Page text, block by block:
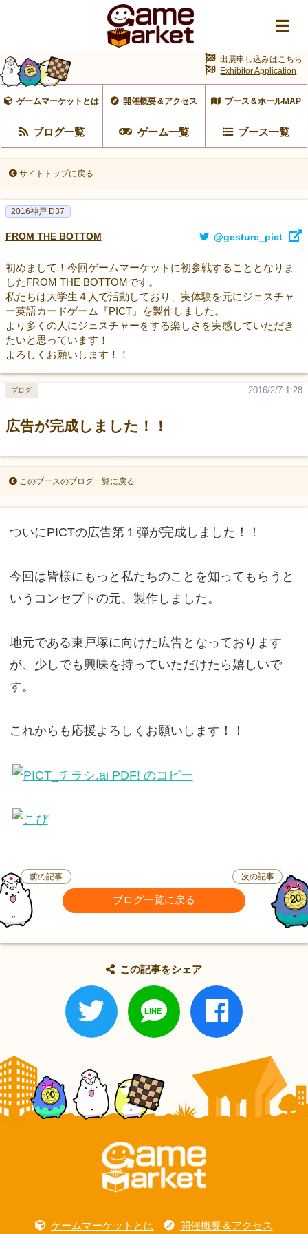
ゲームマーケットとは 開催概要＆アクセス ブース＆ホールMAP
ブログ一覧 ゲーム一覧 ブース一覧
出展申し込みはこちら
Exhibitor Application
サイトトップに戻る
2016神戸 D37
FROM THE BOTTOM @gesture_pict
初めまして！今回ゲームマーケットに初参戦することとなりま
したFROM THE BOTTOMです。
私たちは大学生４人で活動しており、実体験を元にジェスチャ
ー英語カードゲーム『PICT』を製作しました。
より多くの人にジェスチャーをする楽しさを実感していただき
たいと思っています！
よろしくお願いします！！
広告が完成しました！！
2016/2/7 1:28
ブログ
このブースのブログ一覧に戻る
ついにPICTの広告第１弾が完成しました！！
今回は皆様にもっと私たちのことを知ってもらうと
いうコンセプトの元、製作しました。
地元である東戸塚に向けた広告となっております
が、少しでも興味を持っていただけたら嬉しいで
す。
これからも応援よろしくお願いします！！
前の記事
ブログ一覧に戻る
次の記事
この記事をシェア
ゲームマーケットとは 開催概要＆アクセス